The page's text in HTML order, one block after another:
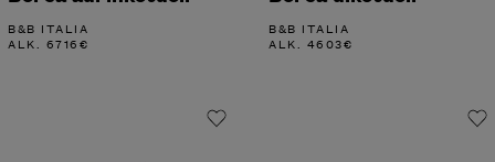
B&B ITALIA
ALK. 6716€
B&B ITALIA
ALK. 4603€